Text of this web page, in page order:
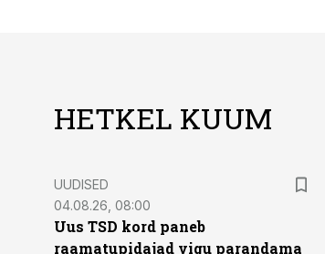
HETKEL KUUM
UUDISED
04.08.26, 08:00
Uus TSD kord paneb
raamatupidajad vigu parandama